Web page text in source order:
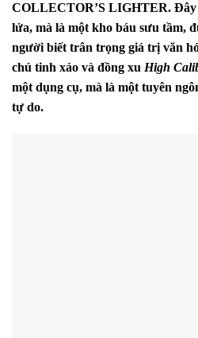
COLLECTOR’S LIGHTER. Đây
lửa, mà là một kho báu sưu tầm,
người biết trân trọng giá trị văn
chú tinh xảo và đồng xu High
một dụng cụ, mà là một tuyên
tự do.